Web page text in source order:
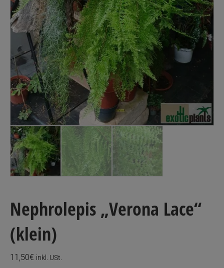
Nephrolepis „Verona Lace“
(klein)
11,50€ inkl. USt.